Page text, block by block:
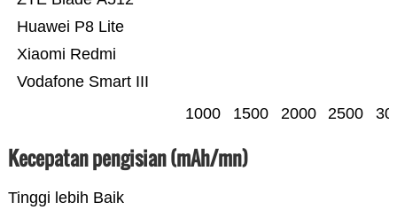
Vodafone Smart III
Xiaomi Redmi
Huawei P8 Lite
1000 1500 2000 2500
Kecepatan pengisian (mAh/mn)
Tinggi lebih Baik